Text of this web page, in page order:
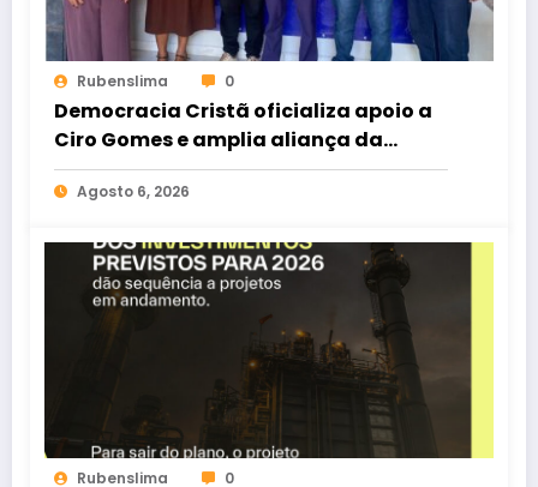
Rubenslima 0
Democracia Cristã oficializa apoio a
Ciro Gomes e amplia aliança da
oposição no Ceará
Agosto 6, 2026
Rubenslima 0